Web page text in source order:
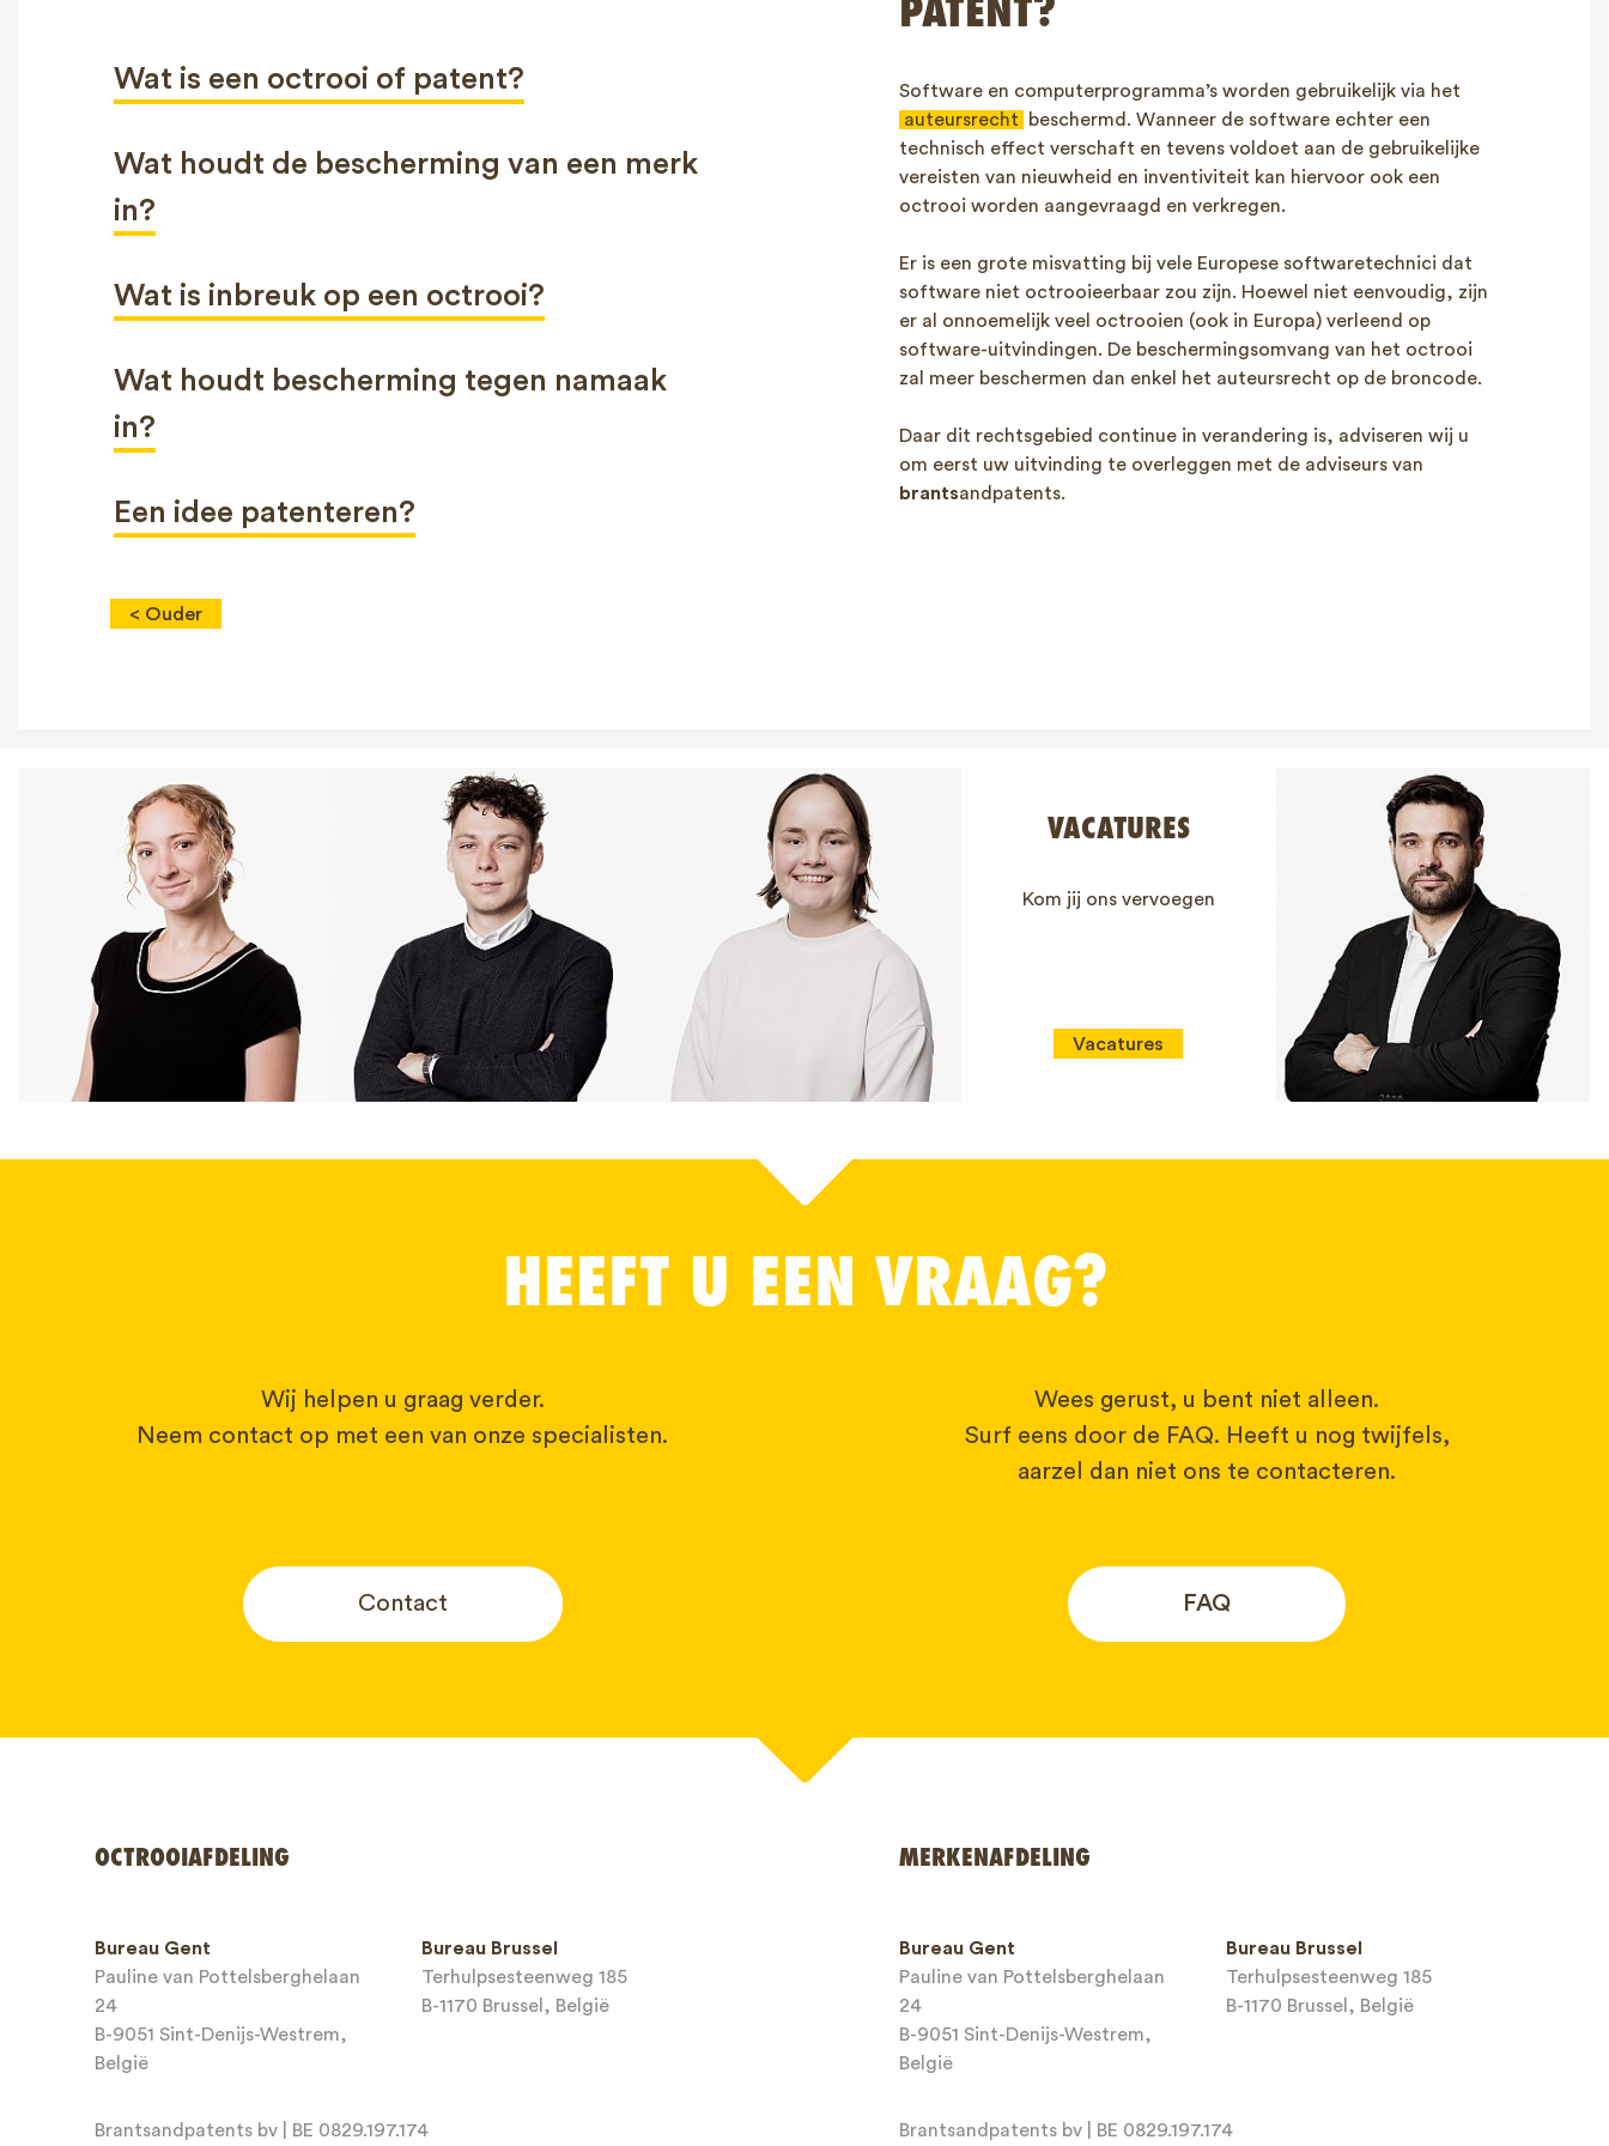
Wat is een octrooi of patent?
Wat houdt de bescherming van een merk
in?
Wat is inbreuk op een octrooi?
Wat houdt bescherming tegen namaak
in?
Een idee patenteren?
< Ouder
PATENT?
Software en computerprogramma’s worden gebruikelijk via het
auteursrecht
beschermd. Wanneer de software echter een
technisch effect verschaft en tevens voldoet aan de gebruikelijke
vereisten van nieuwheid en inventiviteit kan hiervoor ook een
octrooi worden aangevraagd en verkregen.
Er is een grote misvatting bij vele Europese softwaretechnici dat
software niet octrooieerbaar zou zijn. Hoewel niet eenvoudig, zijn
er al onnoemelijk veel octrooien (ook in Europa) verleend op
software-uitvindingen. De beschermingsomvang van het octrooi
zal meer beschermen dan enkel het auteursrecht op de broncode.
Daar dit rechtsgebied continue in verandering is, adviseren wij u
om eerst uw uitvinding te overleggen met de adviseurs van
brantsandpatents.
VACATURES
Kom jij ons vervoegen
Vacatures
HEEFT U EEN VRAAG?
Wij helpen u graag verder.
Neem contact op met een van onze specialisten.
Contact
Wees gerust, u bent niet alleen.
Surf eens door de FAQ. Heeft u nog twijfels,
aarzel dan niet ons te contacteren.
FAQ
E-mailadres*
OCTROOIAFDELING
Bureau Gent
Pauline van Pottelsberghelaan
24
B-9051 Sint-Denijs-Westrem,
België
Bureau Brussel
Terhulpsesteenweg 185
B-1170 Brussel, België
Brantsandpatents bv | BE 0829.197.174
MERKENAFDELING
Bureau Gent
Pauline van Pottelsberghelaan
24
B-9051 Sint-Denijs-Westrem,
België
Bureau Brussel
Terhulpsesteenweg 185
B-1170 Brussel, België
Brantsandpatents bv | BE 0829.197.174